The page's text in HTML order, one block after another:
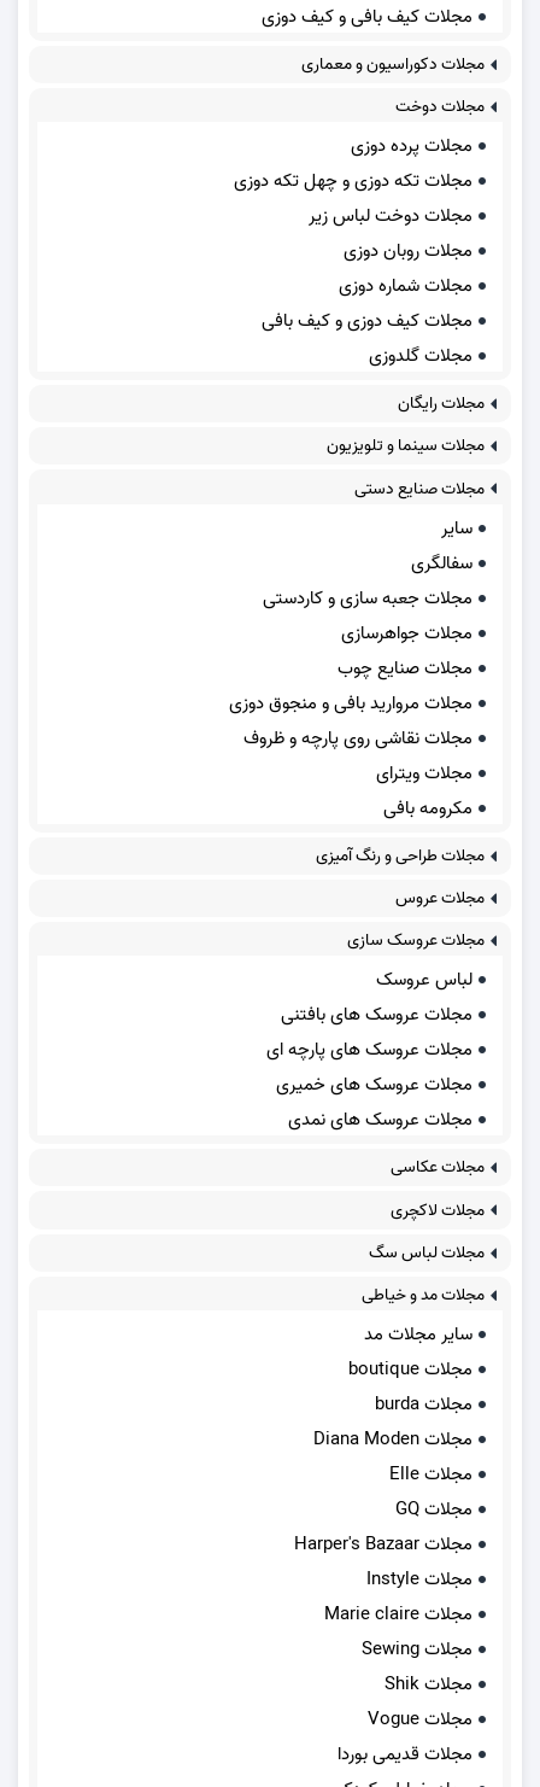
مجلات کیف بافی و کیف دوزی
مجلات دکوراسیون و معماری
مجلات دوخت
مجلات پرده دوزی
مجلات تکه دوزی و چهل تکه دوزی
مجلات دوخت لباس زیر
مجلات روبان دوزی
مجلات شماره دوزی
مجلات کیف دوزی و کیف بافی
مجلات گلدوزی
مجلات رایگان
مجلات سینما و تلویزیون
مجلات صنایع دستی
سایر
سفالگری
مجلات جعبه سازی و کاردستی
مجلات جواهرسازی
مجلات صنایع چوب
مجلات مروارید بافی و منجوق دوزی
مجلات نقاشی روی پارچه و ظروف
مجلات ویترای
مکرومه بافی
مجلات طراحی و رنگ آمیزی
مجلات عروس
مجلات عروسک سازی
لباس عروسک
مجلات عروسک های بافتنی
مجلات عروسک های پارچه ای
مجلات عروسک های خمیری
مجلات عروسک های نمدی
مجلات عکاسی
مجلات لاکچری
مجلات لباس سگ
مجلات مد و خیاطی
سایر مجلات مد
مجلات boutique
مجلات burda
مجلات Diana Moden
مجلات Elle
مجلات GQ
مجلات Harper's Bazaar
مجلات Instyle
مجلات Marie claire
مجلات Sewing
مجلات Shik
مجلات Vogue
مجلات قدیمی بوردا